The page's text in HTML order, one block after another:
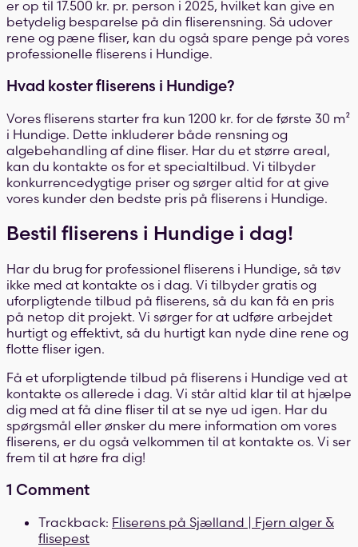
er op til 17.500 kr. pr. person i 2025, hvilket kan give en
betydelig besparelse på din fliserensning. Så udover
rene og pæne fliser, kan du også spare penge på vores
professionelle fliserens i Hundige.
Hvad koster fliserens i Hundige?
Vores fliserens starter fra kun 1200 kr. for de første 30 m²
i Hundige. Dette inkluderer både rensning og
algebehandling af dine fliser. Har du et større areal,
kan du kontakte os for et specialtilbud. Vi tilbyder
konkurrencedygtige priser og sørger altid for at give
vores kunder den bedste pris på fliserens i Hundige.
Bestil fliserens i Hundige i dag!
Har du brug for professionel fliserens i Hundige, så tøv
ikke med at kontakte os i dag. Vi tilbyder gratis og
uforpligtende tilbud på fliserens, så du kan få en pris
på netop dit projekt. Vi sørger for at udføre arbejdet
hurtigt og effektivt, så du hurtigt kan nyde dine rene og
flotte fliser igen.
Få et uforpligtende tilbud på fliserens i Hundige ved at
kontakte os allerede i dag. Vi står altid klar til at hjælpe
dig med at få dine fliser til at se nye ud igen. Har du
spørgsmål eller ønsker du mere information om vores
fliserens, er du også velkommen til at kontakte os. Vi ser
frem til at høre fra dig!
1 Comment
Trackback: Fliserens på Sjælland | Fjern alger &
flisepest